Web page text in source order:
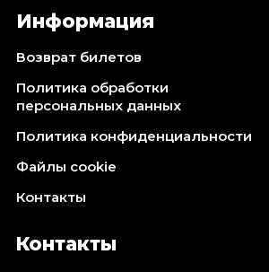
Информация
Возврат билетов
Политика обработки
персональных данных
Политика конфиденциальности
Файлы cookie
Контакты
Контакты